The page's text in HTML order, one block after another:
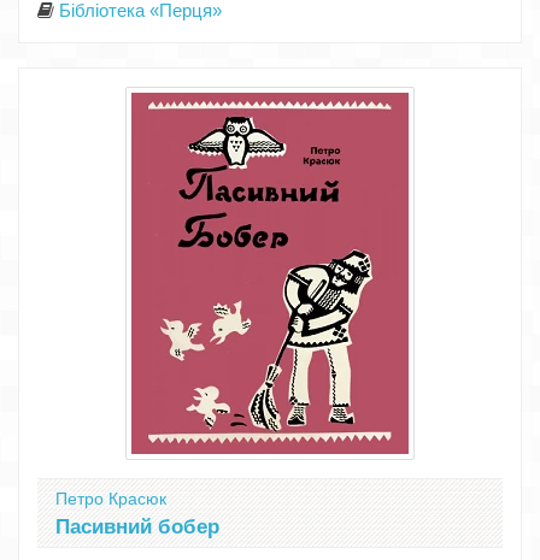
Бібліотека «Перця»
Петро Красюк
Пасивний бобер